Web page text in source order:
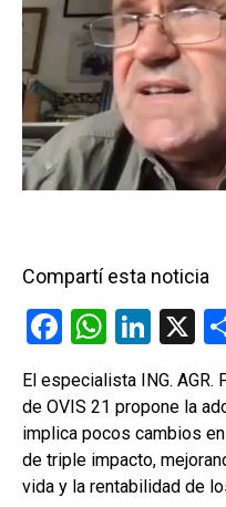
Compartí esta noticia
F
ce
b
o
W
h
at
s
A
Li
n
ke
dI
n
X
El especialista ING. AGR.
de OVIS 21 propone la
implica pocos cambios
de triple impacto,
vida y la rentabilidad de